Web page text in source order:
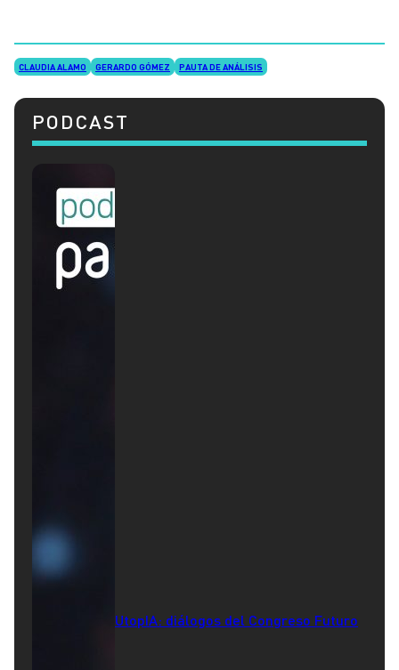
CLAUDIA ALAMO GERARDO GÓMEZ PAUTA DE ANÁLISIS
PODCAST
UtopIA: diálogos del Congreso Futuro